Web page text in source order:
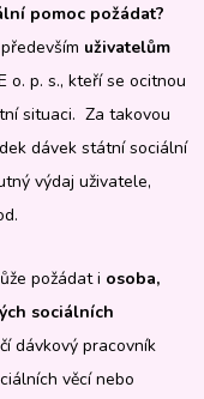
pomoc požádat?
uživatelům
o. p. s., kteří se ocitnou
situaci. Za takovou
dávek státní sociální
výdaj uživatele,
požádat i osoba,
sociálních
dávkový pracovník
věcí nebo